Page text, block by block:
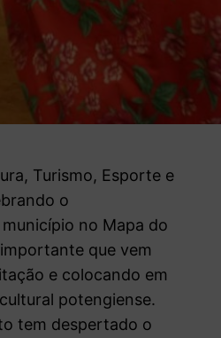
Turismo, Esporte e
o
no Mapa do
que vem
e colocando em
potengiense.
tem despertado o